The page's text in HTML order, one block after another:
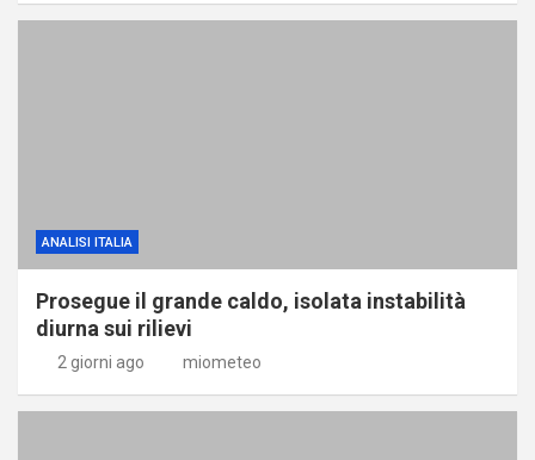
ANALISI ITALIA
Prosegue il grande caldo, isolata instabilità
diurna sui rilievi
2 giorni ago miometeo